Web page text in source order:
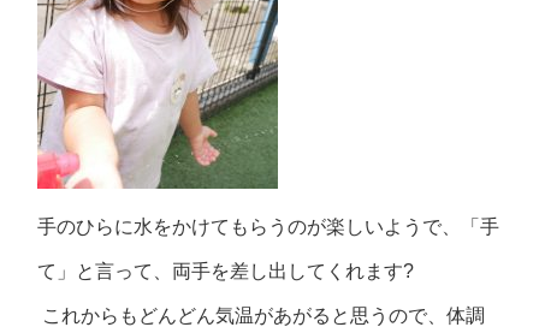
手のひらに水をかけてもらうのが楽しいようで、「手
て」と言って、両手を差し出してくれます?
これからもどんどん気温があがると思うので、体調